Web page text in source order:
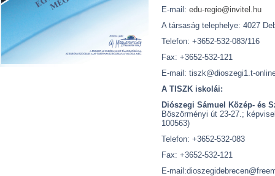
E-mail: edu-regio@invitel.hu
A társaság telephelye: 4027
Telefon: +3652-532-083/116
Fax: +3652-532-121
E-mail: tiszk@dioszegi1.t-
A TISZK iskolái:
Diószegi Sámuel Közép- és
Böszörményi út 23-27.;
100563)
Telefon: +3652-532-083
Fax: +3652-532-121
E-